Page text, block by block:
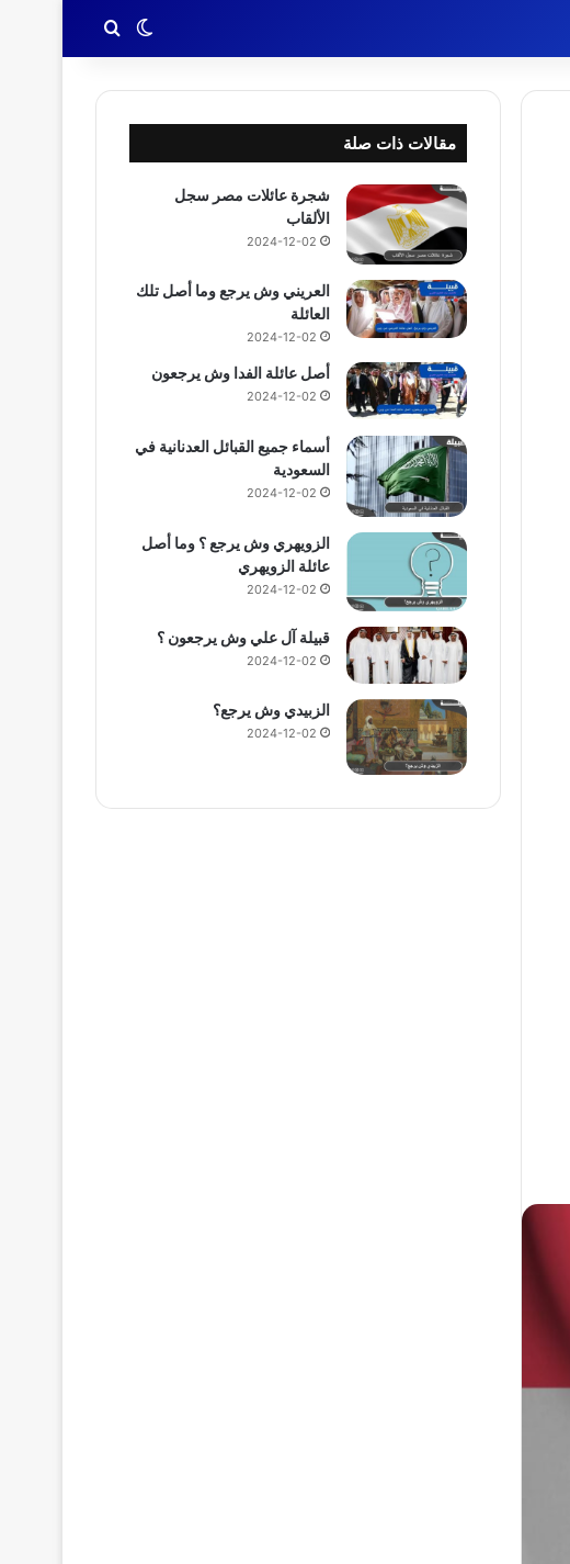
الوضع المظلم
بحث عن
مقالات ذات صلة
شجرة عائلات مصر سجل
الألقاب
2024-12-02
العريني وش يرجع وما أصل تلك
العائلة
2024-12-02
أصل عائلة الفدا وش يرجعون
2024-12-02
أسماء جميع القبائل العدنانية في
السعودية
2024-12-02
الزويهري وش يرجع ؟ وما أصل
عائلة الزويهري
2024-12-02
قبيلة آل علي وش يرجعون ؟
2024-12-02
الزبيدي وش يرجع؟
2024-12-02